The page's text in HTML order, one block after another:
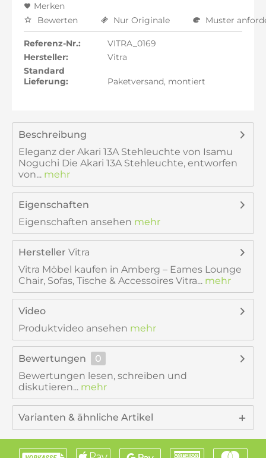
Merken
Bewerten
Nur Originale Muster
Referenz-Nr.:
VITRA_0169
Hersteller:
Vitra
Standard
Lieferung:
Paketversand, montiert
Beschreibung
Eleganz der Akari 13A Stehleuchte von Isamu
Noguchi Die Akari 13A Stehleuchte, entworfen
von... mehr
Eigenschaften
Eigenschaften ansehen mehr
Hersteller Vitra
Vitra Möbel kaufen in Amberg – Eames Lounge
Chair, Sofas, Tische & Accessoires Vitra... mehr
Video
Produktvideo ansehen mehr
Bewertungen
0
Bewertungen lesen, schreiben und
diskutieren... mehr
Varianten & ähnliche Artikel